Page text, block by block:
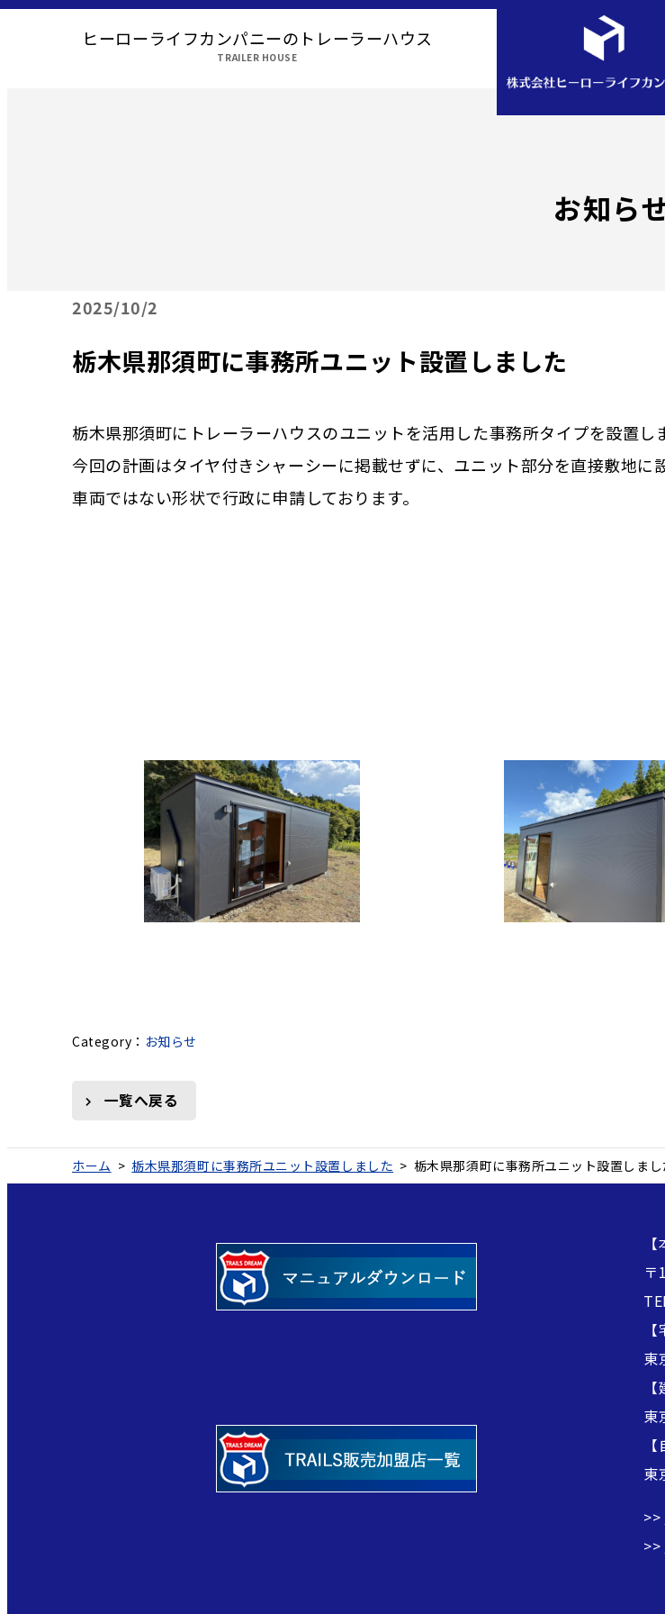
ヒーローライフカンパニーのトレーラーハウス
TRAILER HOUSE
お知ら
2025 10/2
栃木県那須町に事務所ユニット設置しました
栃木県那須町にトレーラーハウスのユニットを活用した事務所タイプを設置し
今回の計画はタイヤ付きシャーシーに掲載せずに、ユニット部分を直接敷地に設
車両ではない形状で行政に申請しております。
お知らせ
一覧へ戻る
ホーム >栃木県那須町に事務所ユニット設置しました > 栃木県那須町に事務所ユニット設置しまし
東
東
東
>>
>>